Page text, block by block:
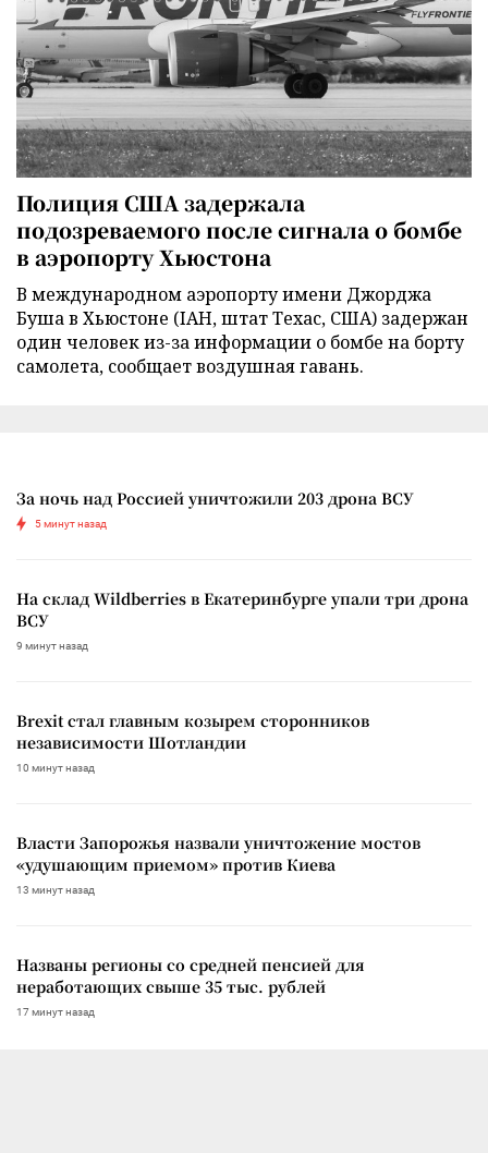
Полиция США задержала
подозреваемого после сигнала о бомбе
в аэропорту Хьюстона
В международном аэропорту имени Джорджа
Буша в Хьюстоне (IAH, штат Техас, США) задержан
один человек из-за информации о бомбе на борту
самолета, сообщает воздушная гавань.
За ночь над Россией уничтожили 203 дрона ВСУ
5 минут назад
На склад Wildberries в Екатеринбурге упали три дрона
ВСУ
9 минут назад
Brexit стал главным козырем сторонников
независимости Шотландии
10 минут назад
Власти Запорожья назвали уничтожение мостов
«удушающим приемом» против Киева
13 минут назад
Названы регионы со средней пенсией для
неработающих свыше 35 тыс. рублей
17 минут назад